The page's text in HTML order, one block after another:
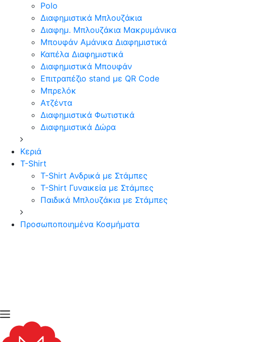
Polo
Διαφημιστικά Μπλουζάκια
Διαφημ. Μπλουζάκια Μακρυμάνικα
Μπουφάν Αμάνικα Διαφημιστικά
Καπέλα Διαφημιστικά
Διαφημιστικά Μπουφάν
Επιτραπέζιο stand με QR Code
Μπρελόκ
Ατζέντα
Διαφημιστικά Φωτιστικά
Διαφημιστικά Δώρα
Κεριά
T-Shirt
T-Shirt Ανδρικά με Στάμπες
T-Shirt Γυναικεία με Στάμπες
Παιδικά Μπλουζάκια με Στάμπες
Προσωποποιημένα Κοσμήματα
open